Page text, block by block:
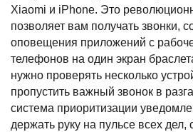
Xiaomi и iPhone. Это
позволяет вам получать звонки,
оповещения приложений с
телефонов на один экран
нужно проверять несколько
пропустить важный звонок в
система приоритизации
держать руку на пульсе всех дел,